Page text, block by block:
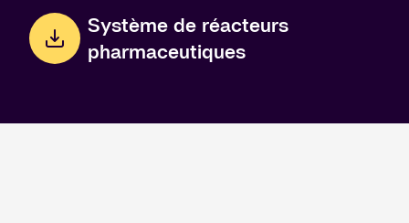
Système de réacteurs
pharmaceutiques